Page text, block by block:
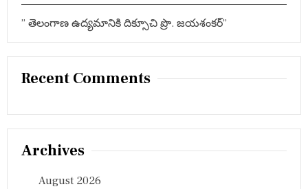
” తెలంగాణ ఉద్యమానికి దిక్సూచి ప్రొ. జయశంకర్”
Recent Comments
Archives
August 2026